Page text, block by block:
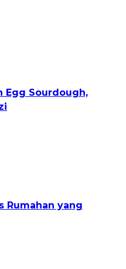
Egg Sourdough,
Rumahan yang